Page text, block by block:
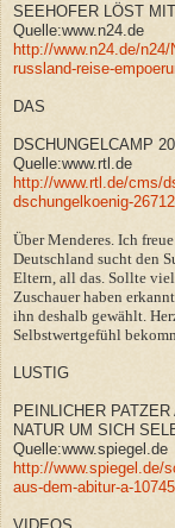
SEEHOFER LÖST
Quelle:www.n24.de
http://www.n24.de/
russland-reise-
DAS
DSCHUNGELCAMP
Quelle:www.rtl.de
http://www.rtl.de/cms/
dschungelkoenig-
Über Menderes. Ich
Deutschland sucht den
Eltern, all das. Sollte
Zuschauer haben
ihn deshalb gewählt.
Selbstwertgefühl
LUSTIG
PEINLICHER
NATUR UM SICH
Quelle:www.spiegel.de
http://www.spiegel.de/
aus-dem-abitur-a-